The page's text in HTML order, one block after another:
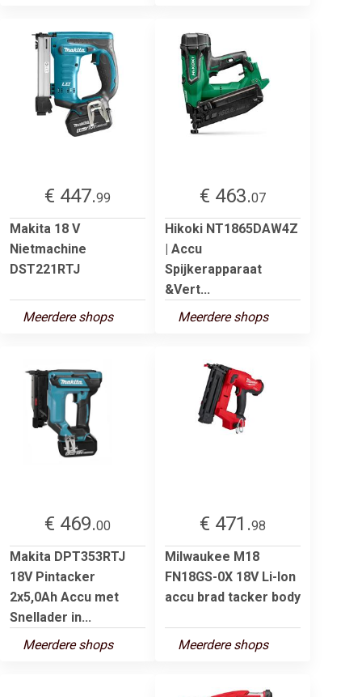
€ 447.99
Makita 18 V
Nietmachine
DST221RTJ
Meerdere shops
€ 463.07
Hikoki NT1865DAW4Z
| Accu
Spijkerapparaat
&Vert...
Meerdere shops
€ 469.00
Makita DPT353RTJ
18V Pintacker
2x5,0Ah Accu met
Snellader in...
Meerdere shops
€ 471.98
Milwaukee M18
FN18GS-0X 18V Li-Ion
accu brad tacker body
Meerdere shops